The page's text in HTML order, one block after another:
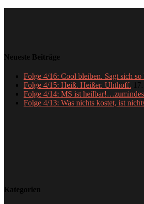
Neueste Beiträge
Folge 4/16: Cool bleiben. Sagt sich so
Folge 4/15: Heiß. Heißer. Uhthoff.
Folge 4/14: MS ist
Folge 4/13: Was nichts kostet, ist
Kategorien